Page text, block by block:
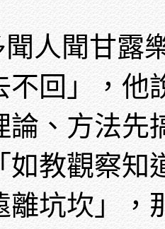
聞人聞甘露
不回」，他
論、方法先
如教觀察知
離坑坎」，